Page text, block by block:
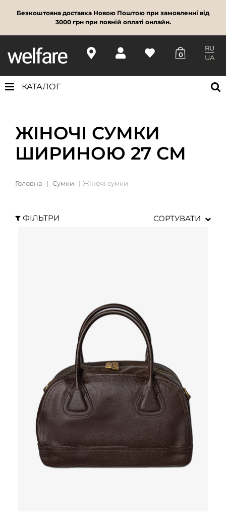
Безкоштовна доставка Новою Поштою при замовленні від
3000 грн при повній оплаті онлайн.
0
RU
UA
КАТАЛОГ
ЖІНОЧІ СУМКИ
ШИРИНОЮ 27 СМ
Головна Сумки Жіночі сумки
ФІЛЬТРИ СОРТУВАТИ